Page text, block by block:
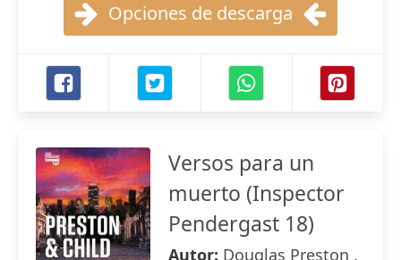
Opciones de descarga
Versos para un
muerto (Inspector
Pendergast 18)
Autor: Douglas Preston ,